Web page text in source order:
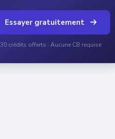
Essayer gratuitement
30 crédits offerts · Aucune CB requise